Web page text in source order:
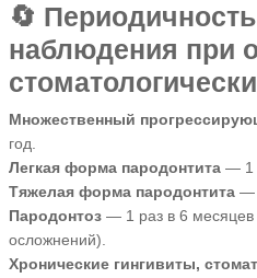
🔄
наблюдения при
Множественный
год.
Легкая форма пародонтита— 1
Тяжелая форма пародонтита—
Пародонтоз— 1 раз в 6 месяцев
осложнений).
Хронические гингивиты,